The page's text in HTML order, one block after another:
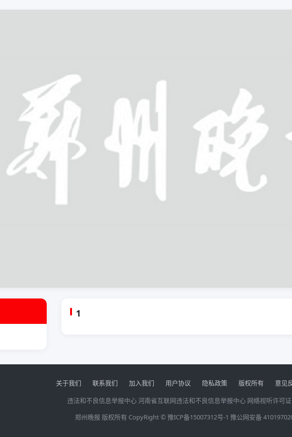
1
关于我们 联系我们 加入我们 用户协议 隐私政策 版权所有 意见
违法和不良信息举报中心河南省互联网违法和不良信息举报中心 网络视听许可
郑州晚报 版权所有 CopyRight © 豫ICP备15007312号-1 豫公网安备